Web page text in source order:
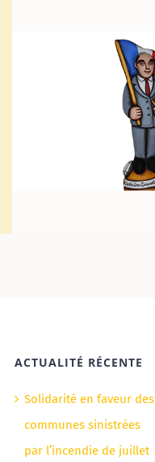
ACTUALITÉ RÉCENTE
Solidarité en faveur des
communes sinistrées
par l’incendie de juillet